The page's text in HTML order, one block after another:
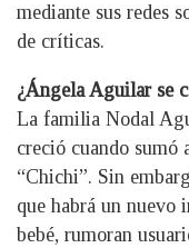
mediante sus redes
de críticas.
¿Ángela Aguilar se
La familia Nodal
creció cuando sumó
“Chichi”. Sin
que habrá un nuevo
bebé, rumoran